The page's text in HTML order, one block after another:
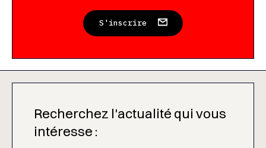
S'inscrire
Recherchez l'actualité qui vous
intéresse :